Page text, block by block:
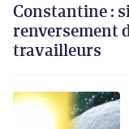
Constantine :
renversement
travailleurs